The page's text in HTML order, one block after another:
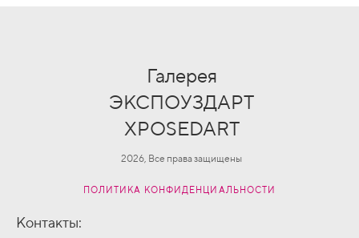
Галерея
ЭКСПОУЗДАРТ
XPOSEDART
2026, Все права защищены
ПОЛИТИКА КОНФИДЕНЦИАЛЬНОСТИ
Контакты: